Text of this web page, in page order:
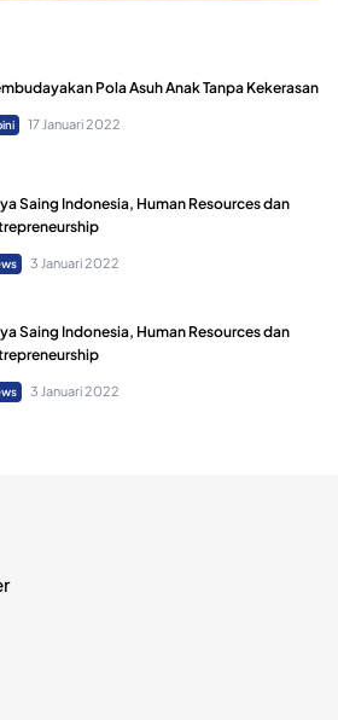
Pola Asuh Anak Tanpa Kekerasan
17 Januari 2022
Saing Indonesia, Human Resources dan
3 Januari 2022
Saing Indonesia, Human Resources dan
3 Januari 2022